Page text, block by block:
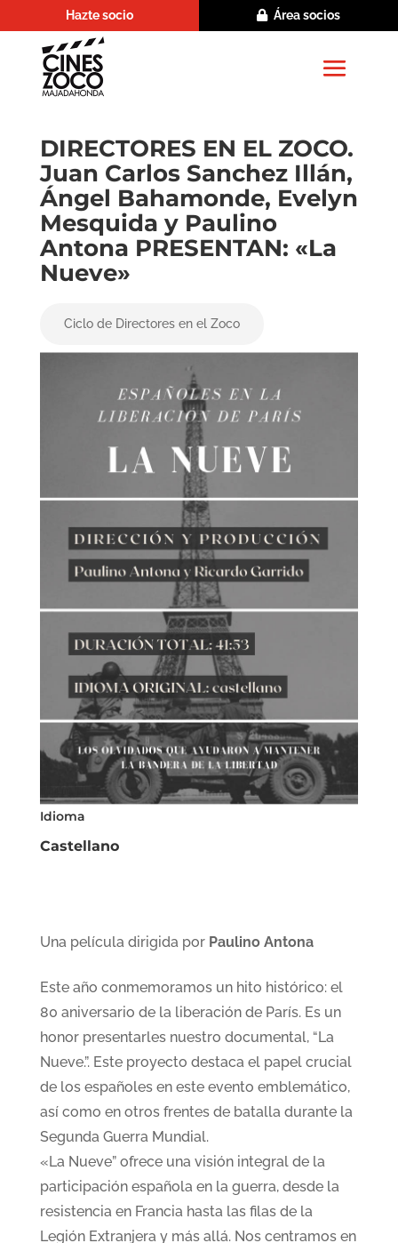
Hazte socio Área socios
DIRECTORES EN EL ZOCO.
Juan Carlos Sanchez Illán,
Ángel Bahamonde, Evelyn
Mesquida y Paulino
Antona PRESENTAN: «La
Nueve»
Ciclo de Directores en el Zoco
Idioma
Castellano
Una película dirigida por Paulino Antona
Este año conmemoramos un hito histórico: el
80 aniversario de la liberación de París. Es un
honor presentarles nuestro documental, “La
Nueve.”. Este proyecto destaca el papel crucial
de los españoles en este evento emblemático,
así como en otros frentes de batalla durante la
Segunda Guerra Mundial.
«La Nueve” ofrece una visión integral de la
participación española en la guerra, desde la
resistencia en Francia hasta las filas de la
Legión Extranjera y más allá. Nos centramos en